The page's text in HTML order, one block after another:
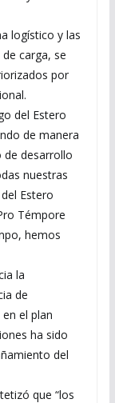
logístico y las
carga, se
por
del Estero
de manera
de desarrollo
nuestras
Estero
Témpore
hemos
la
de
el plan
ha sido
del
que “los